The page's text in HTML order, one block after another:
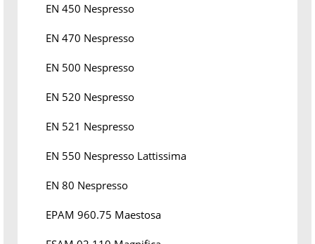
EN 450 Nespresso
EN 470 Nespresso
EN 500 Nespresso
EN 520 Nespresso
EN 521 Nespresso
EN 550 Nespresso Lattissima
EN 80 Nespresso
EPAM 960.75 Maestosa